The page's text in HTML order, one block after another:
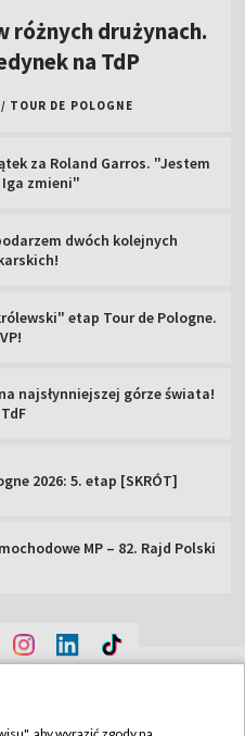
różnych drużynach.
na TdP
/ TOUR DE POLOGNE
za Roland Garros. "Jestem
zmieni"
dwóch kolejnych
etap Tour de Pologne.
najsłynniejszej górze świata!
2026: 5. etap [SKRÓT]
MP – 82. Rajd Polski